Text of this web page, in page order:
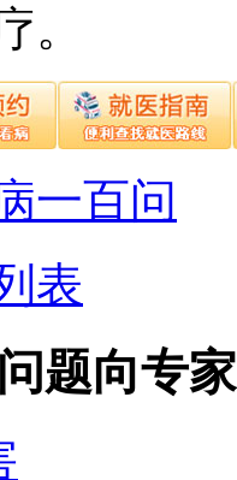
。
一百问
表
题向专